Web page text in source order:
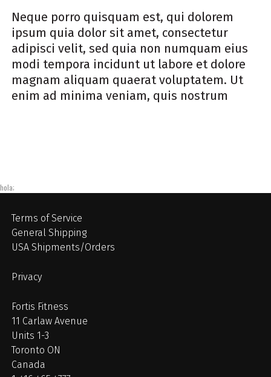
Neque porro quisquam est, qui dolorem
ipsum quia dolor sit amet, consectetur
adipisci velit, sed quia non numquam eius
modi tempora incidunt ut labore et dolore
magnam aliquam quaerat voluptatem. Ut
enim ad minima veniam, quis nostrum
hola;
Terms of Service
General Shipping
USA Shipments/Orders
Privacy
Fortis Fitness
11 Carlaw Avenue
Units 1-3
Toronto ON
Canada